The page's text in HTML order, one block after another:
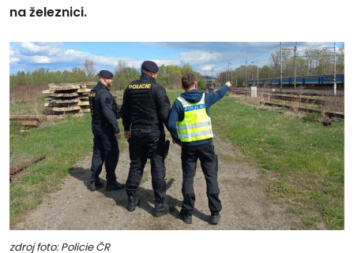
na železnici.
zdroj foto: Policie ČR